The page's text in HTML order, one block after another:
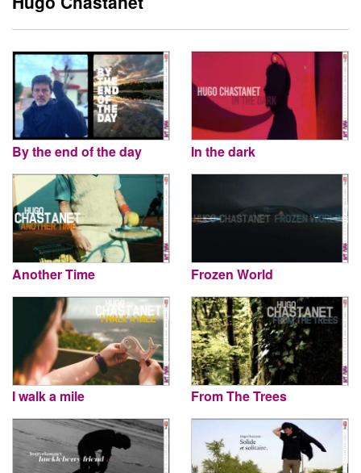
By the end of the day In the dark
Another Time Frozen World
I walk a mile From The Trees